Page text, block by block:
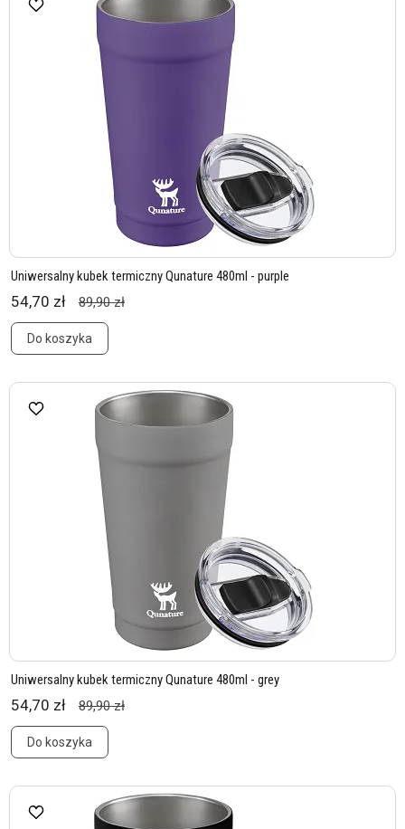
Uniwersalny kubek termiczny Qunature 480ml - purple
54,70 zł 89,90 zł
Do koszyka
Uniwersalny kubek termiczny Qunature 480ml - grey
54,70 zł 89,90 zł
Do koszyka